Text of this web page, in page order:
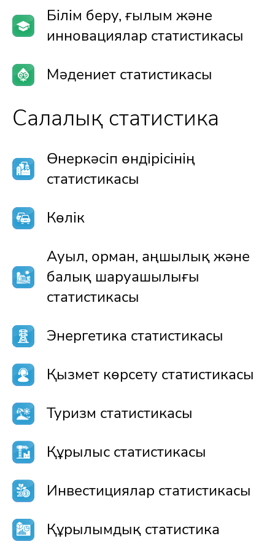
Білім беру, ғылым және
инновациялар статистикасы
Мәдениет статистикасы
Салалық статистика
Өнеркәсіп өндірісінің
статистикасы
Көлік
Ауыл, орман, аңшылық және
балық шаруашылығы
статистикасы
Энергетика статистикасы
Қызмет көрсету статистикасы
Туризм статистикасы
Құрылыс статистикасы
Инвестициялар статистикасы
Құрылымдық статистика